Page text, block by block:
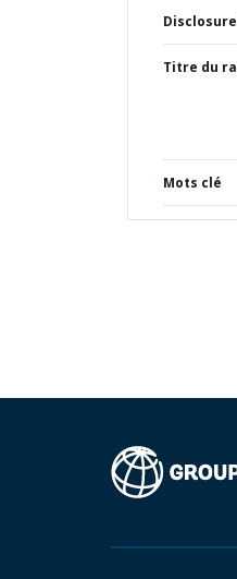
Titre du
Mots clé